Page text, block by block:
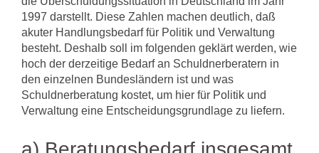
1997 darstellt. Diese Zahlen machen deutlich, daß
akuter Handlungsbedarf für Politik und Verwaltung
besteht. Deshalb soll im folgenden geklärt werden, wie
hoch der derzeitige Bedarf an Schuldnerberatern in
den einzel­nen Bundesländern ist und was
Schuldnerberatung kostet, um hier für Politik und
Verwaltung eine Entscheidungsgrundlage zu liefern.